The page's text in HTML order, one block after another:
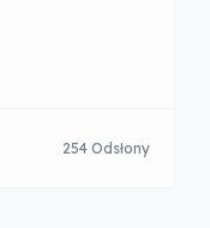
254 Odsłony